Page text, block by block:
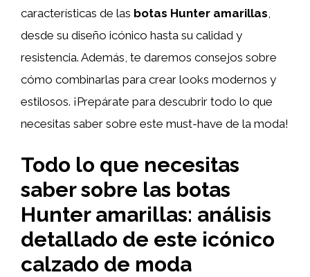
características de las botas Hunter amarillas,
desde su diseño icónico hasta su calidad y
resistencia. Además, te daremos consejos sobre
cómo combinarlas para crear looks modernos y
estilosos. ¡Prepárate para descubrir todo lo que
necesitas saber sobre este must-have de la moda!
Todo lo que necesitas
saber sobre las botas
Hunter amarillas: análisis
detallado de este icónico
calzado de moda